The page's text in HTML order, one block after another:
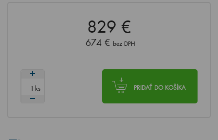
829 €
674 € bez DPH
PRIDAŤ DO KOŠÍKA
ks